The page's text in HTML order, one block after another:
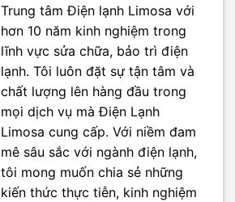
Trung tâm Điện lạnh Limosa với
hơn 10 năm kinh nghiệm trong
lĩnh vực sửa chữa, bảo trì điện
lạnh. Tôi luôn đặt sự tận tâm và
chất lượng lên hàng đầu trong
mọi dịch vụ mà Điện Lạnh
Limosa cung cấp. Với niềm đam
mê sâu sắc với ngành điện lạnh,
tôi mong muốn chia sẻ những
kiến thức thực tiễn, kinh nghiệm